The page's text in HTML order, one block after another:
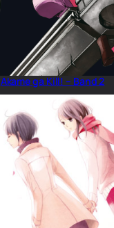
Akame ga Kill! – Band 2